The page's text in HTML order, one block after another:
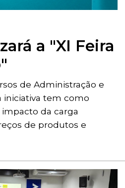
a "XI Feira
de Administração e
iniciativa tem como
da carga
de produtos e